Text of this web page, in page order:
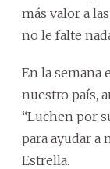
más valor a
no le falte
En la semana
nuestro país,
“Luchen por
para ayudar a
Estrella.